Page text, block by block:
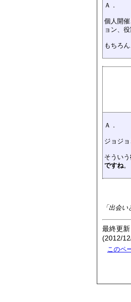
Ａ．
個人開
ョン、
もちろ
Ａ．
ジョジ
そういう
ですね。
「出会
最終更
(2012/
このペ